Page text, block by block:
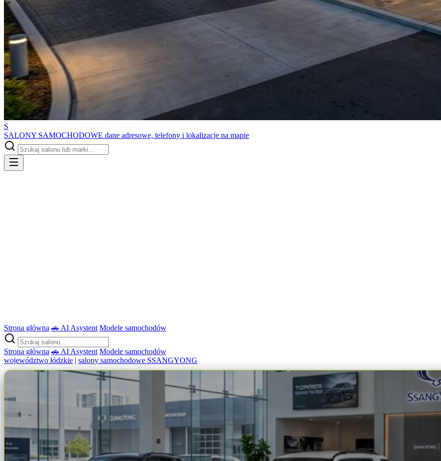
S
SALONY SAMOCHODOWE dane adresowe, telefony i lokalizacje na mapie
Strona główna 🚗 AI Asystent Modele samochodów
Strona główna 🚗 AI Asystent Modele samochodów
województwo łódzkie | salony samochodowe SSANGYONG